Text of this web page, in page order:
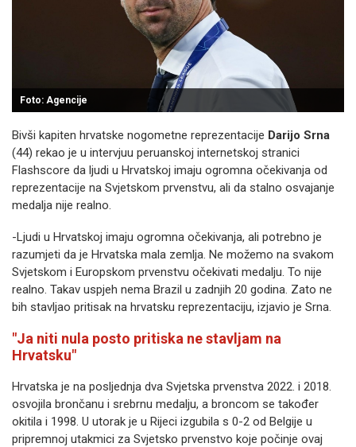
Foto: Agencije
Bivši kapiten hrvatske nogometne reprezentacije Darijo Srna
(44) rekao je u intervjuu peruanskoj internetskoj stranici
Flashscore da ljudi u Hrvatskoj imaju ogromna očekivanja od
reprezentacije na Svjetskom prvenstvu, ali da stalno osvajanje
medalja nije realno.
-Ljudi u Hrvatskoj imaju ogromna očekivanja, ali potrebno je
razumjeti da je Hrvatska mala zemlja. Ne možemo na svakom
Svjetskom i Europskom prvenstvu očekivati medalju. To nije
realno. Takav uspjeh nema Brazil u zadnjih 20 godina. Zato ne
bih stavljao pritisak na hrvatsku reprezentaciju, izjavio je Srna.
"Ja niti nula posto pritiska ne stavljam na
Hrvatsku"
Hrvatska je na posljednja dva Svjetska prvenstva 2022. i 2018.
osvojila brončanu i srebrnu medalju, a broncom se također
okitila i 1998. U utorak je u Rijeci izgubila s 0-2 od Belgije u
pripremnoj utakmici za Svjetsko prvenstvo koje počinje ovaj